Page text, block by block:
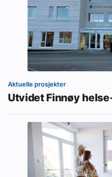
Aktuelle prosjekter
Utvidet Finnøy